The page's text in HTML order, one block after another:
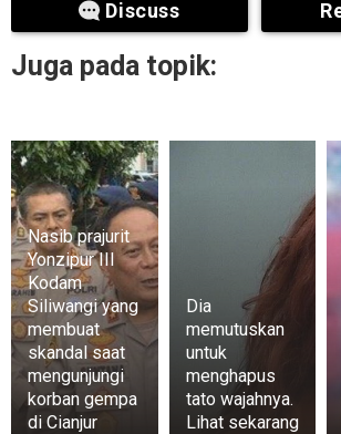
Discuss
Juga pada topik:
Nasib prajurit
Yonzipur III
Kodam
Siliwangi yang
membuat
skandal saat
mengunjungi
korban gempa
di Cianjur
Dia
memutuskan
untuk
menghapus
tato wajahnya.
Lihat sekarang